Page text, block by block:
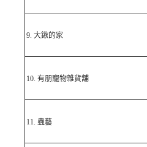
9. 大鍬的家
10. 有朋寵物雜貨舖
11. 蟲藝